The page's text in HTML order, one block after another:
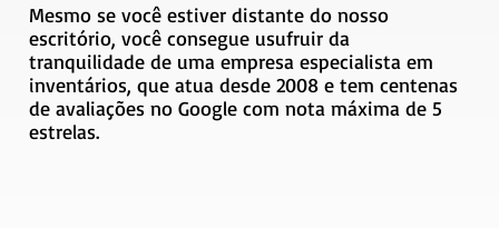
Mesmo se você estiver distante do nosso
escritório, você consegue usufruir da
tranquilidade de uma empresa especialista em
inventários, que atua desde 2008 e tem centenas
de avaliações no Google com nota máxima de 5
estrelas.